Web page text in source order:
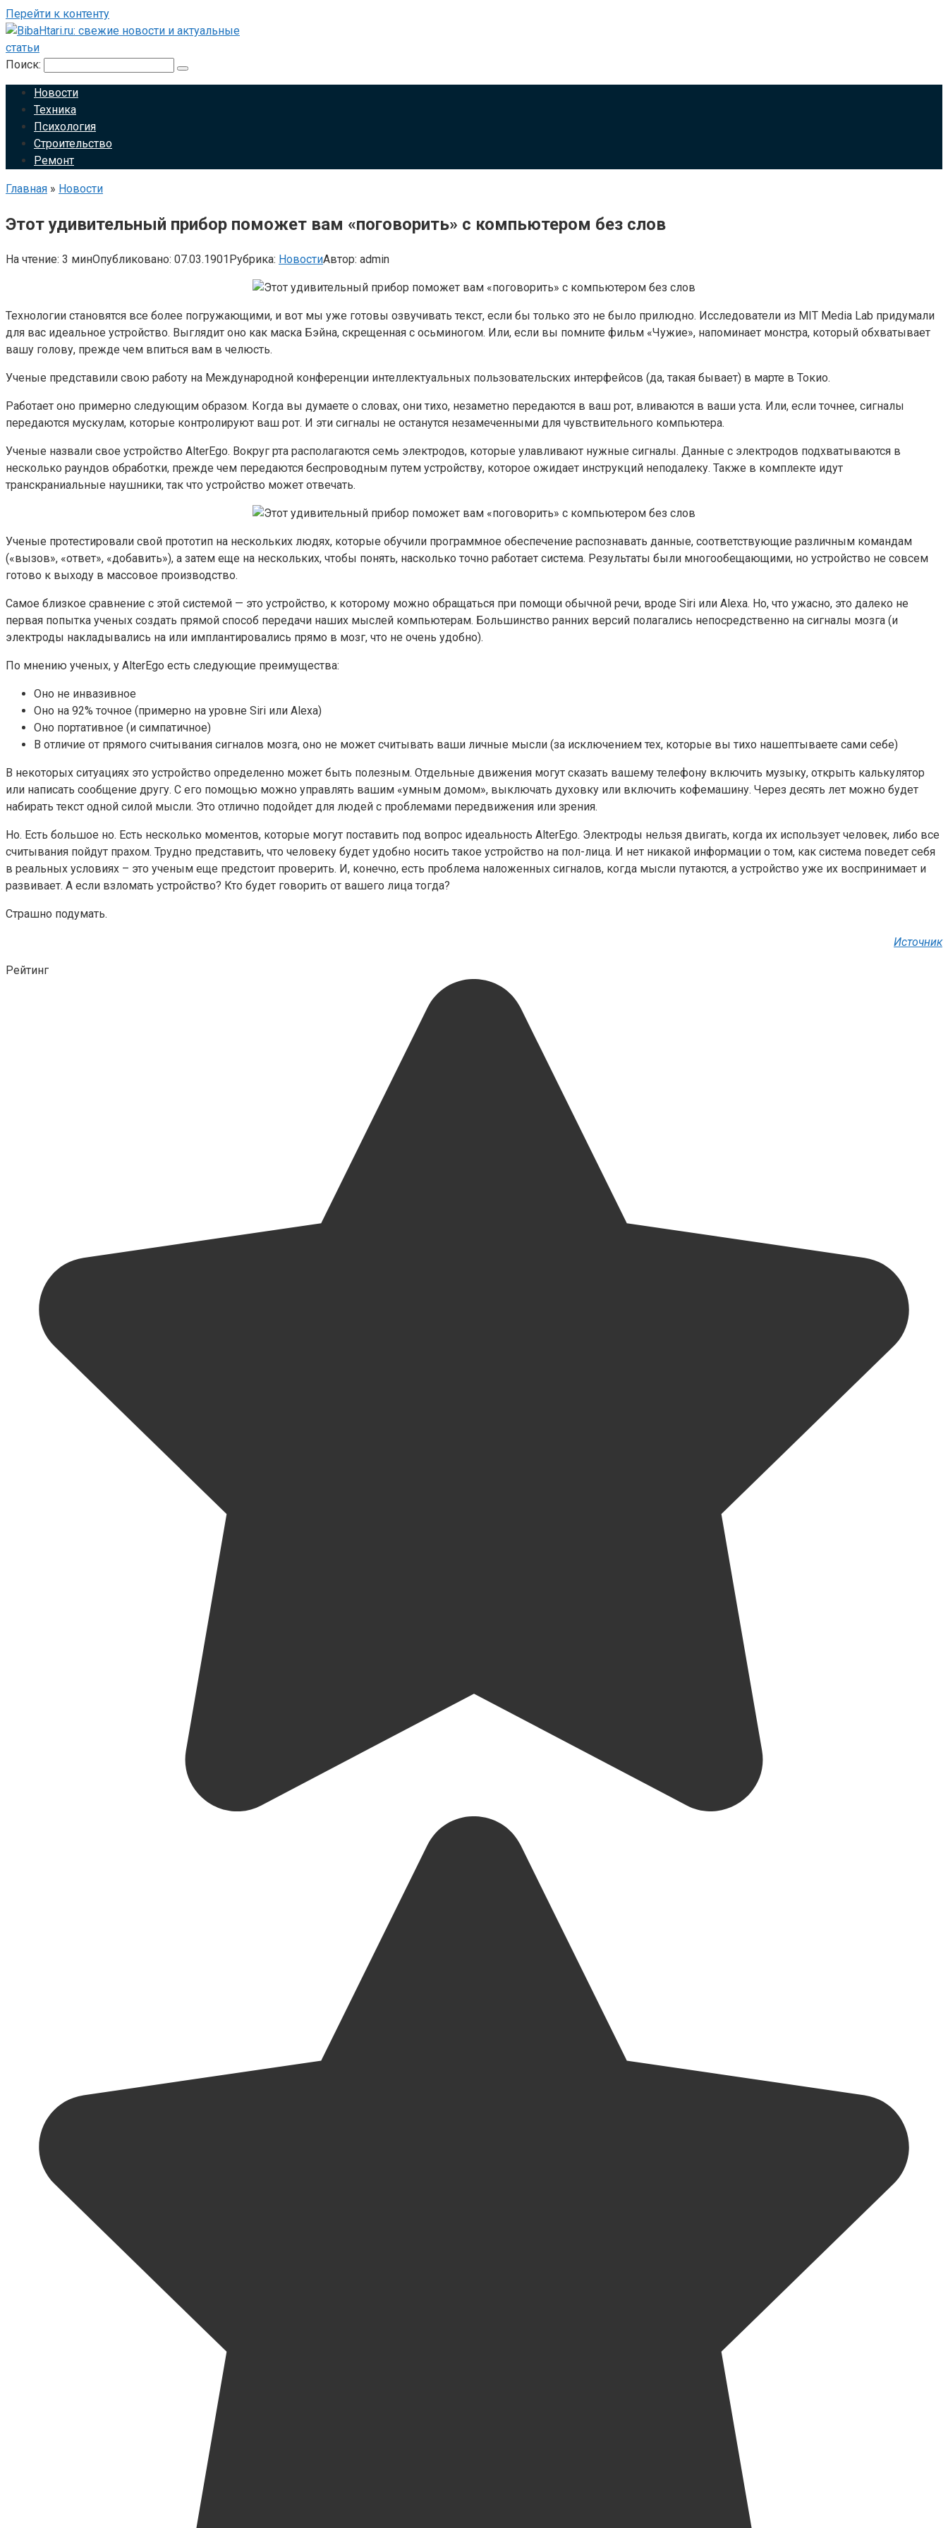
Перейти к контенту
Поиск:
Новости
Техника
Психология
Строительство
Ремонт
Главная » Новости
Этот удивительный прибор поможет вам «поговорить» с компьютером без слов
На чтение: 3 минОпубликовано: 07.03.1901Рубрика: НовостиАвтор: admin
Технологии становятся все более погружающими, и вот мы уже готовы озвучивать текст, если бы только это не было прилюдно. Исследователи из MIT Media Lab придумали
для вас идеальное устройство. Выглядит оно как маска Бэйна, скрещенная с осьминогом. Или, если вы помните фильм «Чужие», напоминает монстра, который обхватывает
вашу голову, прежде чем впиться вам в челюсть.
Ученые представили свою работу на Международной конференции интеллектуальных пользовательских интерфейсов (да, такая бывает) в марте в Токио.
Работает оно примерно следующим образом. Когда вы думаете о словах, они тихо, незаметно передаются в ваш рот, вливаются в ваши уста. Или, если точнее, сигналы
передаются мускулам, которые контролируют ваш рот. И эти сигналы не останутся незамеченными для чувствительного компьютера.
Ученые назвали свое устройство AlterEgo. Вокруг рта располагаются семь электродов, которые улавливают нужные сигналы. Данные с электродов подхватываются в
несколько раундов обработки, прежде чем передаются беспроводным путем устройству, которое ожидает инструкций неподалеку. Также в комплекте идут
транскраниальные наушники, так что устройство может отвечать.
Ученые протестировали свой прототип на нескольких людях, которые обучили программное обеспечение распознавать данные, соответствующие различным командам
(«вызов», «ответ», «добавить»), а затем еще на нескольких, чтобы понять, насколько точно работает система. Результаты были многообещающими, но устройство не совсем
готово к выходу в массовое производство.
Самое близкое сравнение с этой системой — это устройство, к которому можно обращаться при помощи обычной речи, вроде Siri или Alexa. Но, что ужасно, это далеко не
первая попытка ученых создать прямой способ передачи наших мыслей компьютерам. Большинство ранних версий полагались непосредственно на сигналы мозга (и
электроды накладывались на или имплантировались прямо в мозг, что не очень удобно).
По мнению ученых, у AlterEgo есть следующие преимущества:
Оно не инвазивное
Оно на 92% точное (примерно на уровне Siri или Alexa)
Оно портативное (и симпатичное)
В отличие от прямого считывания сигналов мозга, оно не может считывать ваши личные мысли (за исключением тех, которые вы тихо нашептываете сами себе)
В некоторых ситуациях это устройство определенно может быть полезным. Отдельные движения могут сказать вашему телефону включить музыку, открыть калькулятор
или написать сообщение другу. С его помощью можно управлять вашим «умным домом», выключать духовку или включить кофемашину. Через десять лет можно будет
набирать текст одной силой мысли. Это отлично подойдет для людей с проблемами передвижения или зрения.
Но. Есть большое но. Есть несколько моментов, которые могут поставить под вопрос идеальность AlterEgo. Электроды нельзя двигать, когда их использует человек, либо все
считывания пойдут прахом. Трудно представить, что человеку будет удобно носить такое устройство на пол-лица. И нет никакой информации о том, как система поведет себя
в реальных условиях – это ученым еще предстоит проверить. И, конечно, есть проблема наложенных сигналов, когда мысли путаются, а устройство уже их воспринимает и
развивает. А если взломать устройство? Кто будет говорить от вашего лица тогда?
Страшно подумать.
Источник
Рейтинг